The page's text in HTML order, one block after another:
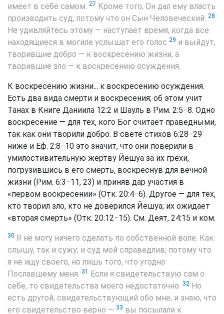
имеет в себе самом. 27 Кроме того, Он дал ему власть
производить суд, потому что он Сын Человеческий. 28
Не удивляйтесь этому — наступает время, когда все
находящиеся в могиле услышат его голос 29 и выйдут,
творившие добро — к воскресению жизни, а
творившие зло — к воскресению осуждения.
К воскресению жизни... к воскресению осуждения.
Есть два вида смерти и воскресения; об этом учит
Танах в Книге Даниила 12:2 и Шауль в Рим. 2:5−8. Одно
воскресение — для тех, кого Бог считает праведными,
так как они творили добро. В свете стихов 6:28−29
ниже и Еф. 2:8−10 это значит, что они поверили в
умилостивительную жертву Йешуа за их грехи,
погрузившись в его смерть, воскреснув для вечной
жизни (Рим. 6:3−11, 23) и приняв дар участия в
«первом воскресении» (Отк. 20:4−6). Другое — для тех,
кто творил зло, кто не доверился Йешуа; их ожидает
«вторая смерть» (Отк. 20:12−15). См. Деят, 24:15 и ком.
30 Я не могу ничего сделать по собственной воле. Как
слышу, так и сужу; и суд мой справедлив; потому что
я не ищу своего, но лишь того, что угодно
Пославшему меня. 31 Если я свидетельствую сам о
себе, то свидетельства моего недостаточно. 32 Но
есть другой, свидетельствующий обо мне, и знаю, что
его свидетельство верно — 33 вы посылали к